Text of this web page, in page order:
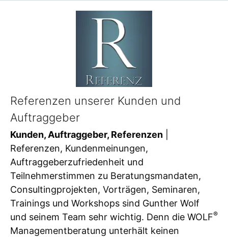
Referenzen unserer Kunden und
Auftraggeber
Kunden, Auftraggeber, Referenzen
Referenzen, Kundenmeinungen,
Auftraggeberzufriedenheit und
Teilnehmerstimmen zu Beratungsmandaten,
Consultingprojekten, Vorträgen, Seminaren,
Trainings und Workshops sind Gunther Wolf
und seinem Team sehr wichtig. Denn die WOLF®
Managementberatung unterhält keinen